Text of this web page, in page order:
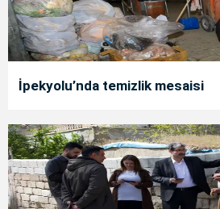
İpekyolu’nda temizlik mesaisi